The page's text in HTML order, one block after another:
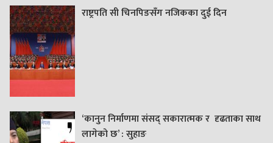
राष्ट्रपति सी चिनपिङसँग नजिकका दुई दिन
‘कानुन निर्माणमा संसद् सकारात्मक र दृढताका साथ
लागेको छ’ : सुहाङ